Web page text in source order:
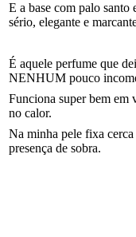
E a base com palo santo
sério, elegante e
É aquele perfume que
NENHUM pouco
Funciona super bem em
no calor.
Na minha pele fixa
presença de sobra.